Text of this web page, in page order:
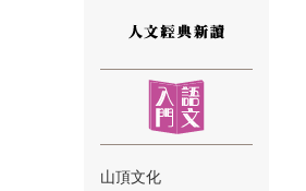
⑫
山頂文化